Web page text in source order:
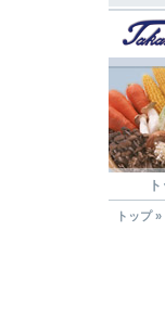
トップ»